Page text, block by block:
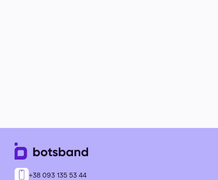
+38 093 135 53 44